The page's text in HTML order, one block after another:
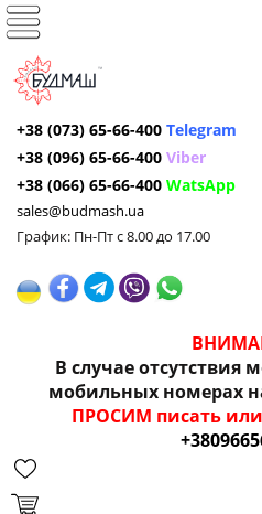
+38 (073) 65-66-400 Telegram
+38 (096) 65-66-400 Viber
+38 (066) 65-66-400 WatsApp
sales@budmash.ua
График: Пн-Пт с 8.00 до 17.00
В случае отсутствия
мобильных номерах
ПРОСИМ писать